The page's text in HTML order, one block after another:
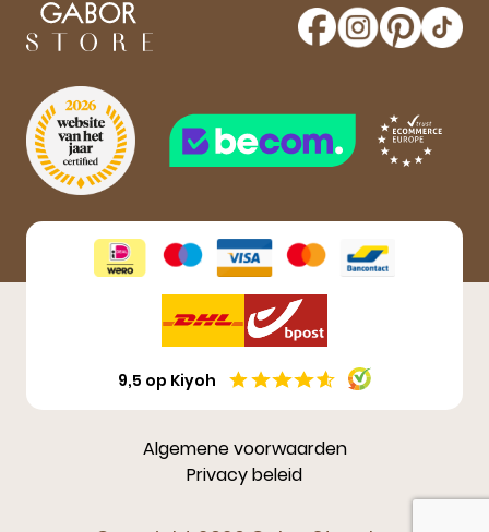
maak kans op een gratis paar Gabor schoenen!
Aanmelden
9,5 op Kiyoh
Algemene voorwaarden
Privacy beleid